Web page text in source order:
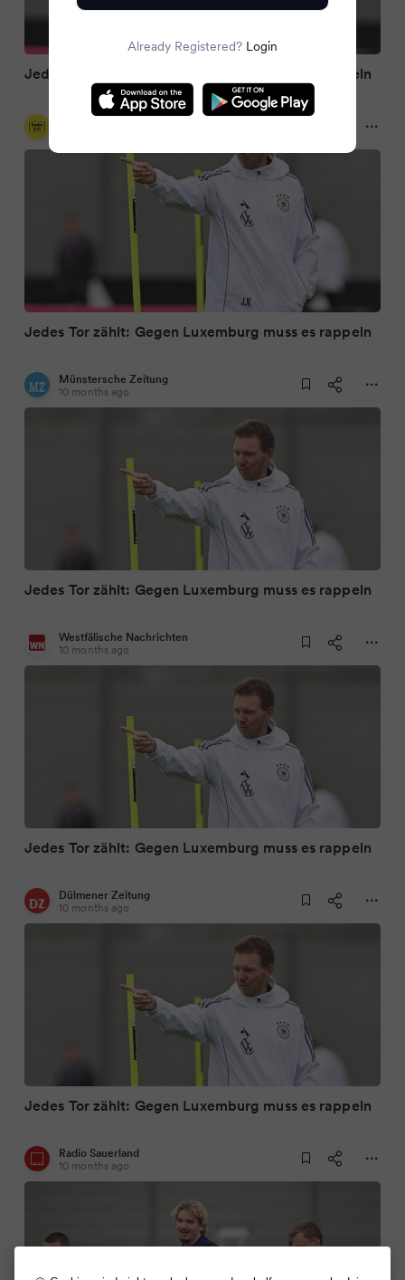
Jedes Tor zählt: Gegen Luxemburg muss es rappeln
Jedes Tor zählt: Gegen Luxemburg muss es rappeln
Münstersche Zeitung
10 months ago
Jedes Tor zählt: Gegen Luxemburg muss es rappeln
Westfälische Nachrichten
10 months ago
Jedes Tor zählt: Gegen Luxemburg muss es rappeln
Dülmener Zeitung
10 months ago
Jedes Tor zählt: Gegen Luxemburg muss es rappeln
Radio Sauerland
10 months ago
Already Registered? Login